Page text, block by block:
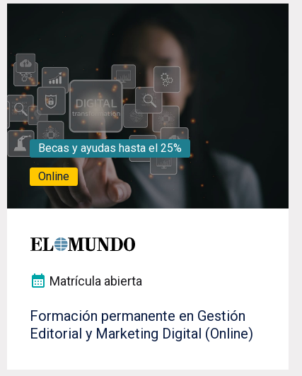
Online
Becas y ayudas hasta el 25%
Matrícula abierta
Formación permanente en Gestión
Editorial y Marketing Digital (Online)